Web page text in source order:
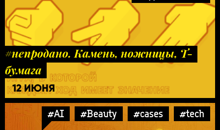
#непродано. Камень, ножницы, Т-
бумага
12 ИЮНЯ
#AI #Beauty #cases #tech